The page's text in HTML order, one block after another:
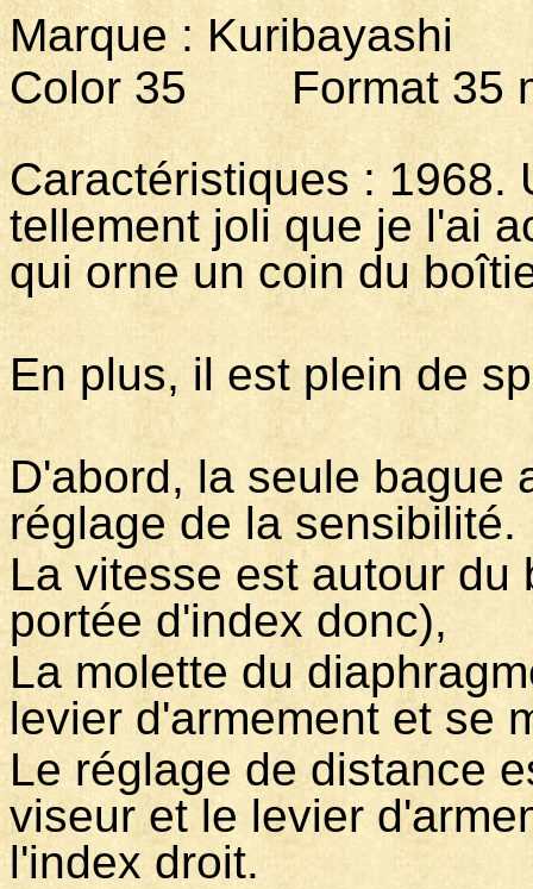
Marque :
Color 35 Format 35
Caractéristiques : 1968.
tellement joli que je l'ai
qui orne un coin du
En plus, il est plein de
D'abord, la seule bague
réglage de la sensibilité.
La vitesse est autour
portée d'index donc),
La molette du
levier d'armement et
Le réglage de distance
viseur et le levier
l'index droit.